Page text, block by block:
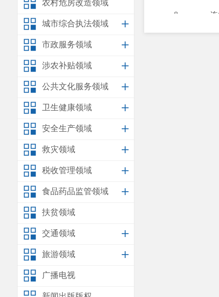
农村危房改造领域
城市综合执法领域
市政服务领域
涉农补贴领域
公共文化服务领域
卫生健康领域
安全生产领域
救灾领域
税收管理领域
食品药品监管领域
扶贫领域
交通领域
旅游领域
广播电视
8